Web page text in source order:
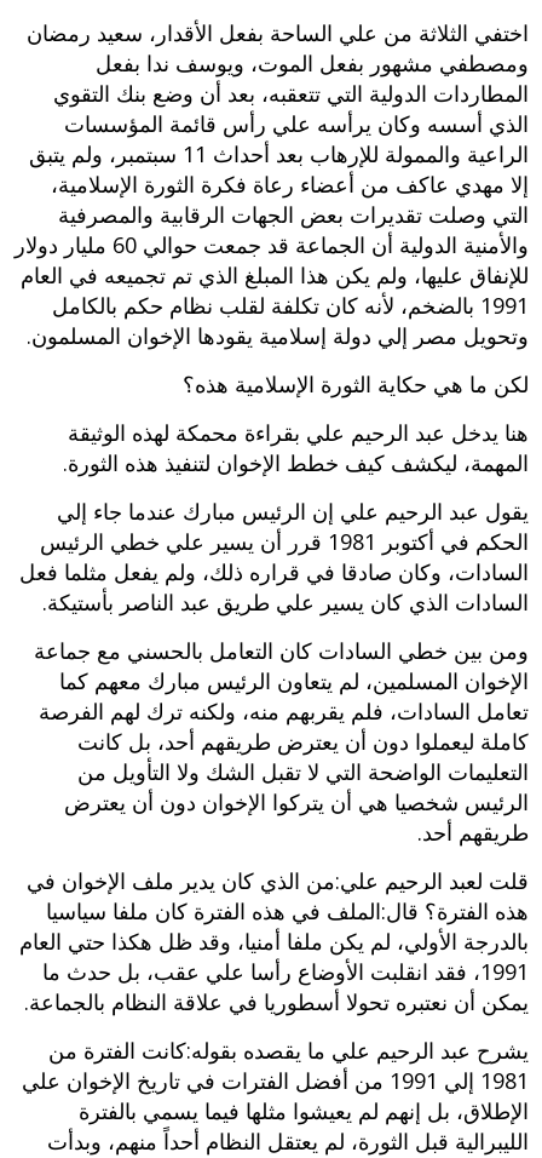
اختفي الثلاثة من علي الساحة بفعل الأقدار، سعيد رمضان
ومصطفي مشهور بفعل الموت، ويوسف ندا بفعل
المطاردات الدولية التي تتعقبه، بعد أن وضع بنك التقوي
الذي أسسه وكان يرأسه علي رأس قائمة المؤسسات
الراعية والممولة للإرهاب بعد أحداث 11 سبتمبر، ولم يتبق
إلا مهدي عاكف من أعضاء رعاة فكرة الثورة الإسلامية،
التي وصلت تقديرات بعض الجهات الرقابية والمصرفية
والأمنية الدولية أن الجماعة قد جمعت حوالي 60 مليار دولار
للإنفاق عليها، ولم يكن هذا المبلغ الذي تم تجميعه في العام
1991 بالضخم، لأنه كان تكلفة لقلب نظام حكم بالكامل
وتحويل مصر إلي دولة إسلامية يقودها الإخوان المسلمون.
لكن ما هي حكاية الثورة الإسلامية هذه؟
هنا يدخل عبد الرحيم علي بقراءة محمكة لهذه الوثيقة
المهمة، ليكشف كيف خطط الإخوان لتنفيذ هذه الثورة.
يقول عبد الرحيم علي إن الرئيس مبارك عندما جاء إلي
الحكم في أكتوبر 1981 قرر أن يسير علي خطي الرئيس
السادات، وكان صادقا في قراره ذلك، ولم يفعل مثلما فعل
السادات الذي كان يسير علي طريق عبد الناصر بأستيكة.
ومن بين خطي السادات كان التعامل بالحسني مع جماعة
الإخوان المسلمين، لم يتعاون الرئيس مبارك معهم كما
تعامل السادات، فلم يقربهم منه، ولكنه ترك لهم الفرصة
كاملة ليعملوا دون أن يعترض طريقهم أحد، بل كانت
التعليمات الواضحة التي لا تقبل الشك ولا التأويل من
الرئيس شخصيا هي أن يتركوا الإخوان دون أن يعترض
طريقهم أحد.
قلت لعبد الرحيم علي:من الذي كان يدير ملف الإخوان في
هذه الفترة؟ قال:الملف في هذه الفترة كان ملفا سياسيا
بالدرجة الأولي، لم يكن ملفا أمنيا، وقد ظل هكذا حتي العام
1991، فقد انقلبت الأوضاع رأسا علي عقب، بل حدث ما
يمكن أن نعتبره تحولا أسطوريا في علاقة النظام بالجماعة.
يشرح عبد الرحيم علي ما يقصده بقوله:كانت الفترة من
1981 إلي 1991 من أفضل الفترات في تاريخ الإخوان علي
الإطلاق، بل إنهم لم يعيشوا مثلها فيما يسمي بالفترة
الليبرالية قبل الثورة، لم يعتقل النظام أحداً منهم، وبدأت